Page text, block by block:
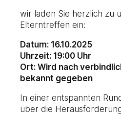
wir laden Sie herzlich zu
Elterntreffen ein:
Datum: 16.10.2025
Uhrzeit: 19:00 Uhr
Ort: Wird nach
bekannt gegeben
In einer entspannten
über die